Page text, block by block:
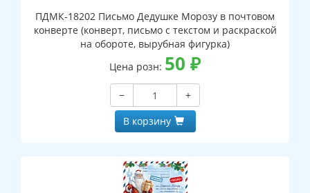
ПДМК-18202 Письмо Дедушке Морозу в почтовом
конверте (конверт, письмо с текстом и раскраской
на обороте, вырубная фигурка)
Цена розн: 50 ₽
−
+
В корзину